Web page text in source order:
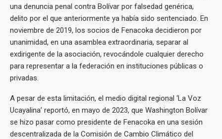
una denuncia penal contra Bolívar por falsedad genérica,
delito por el que anteriormente ya había sido sentenciado. En
noviembre de 2019, los socios de Fenacoka decidieron por
unanimidad, en una asamblea extraordinaria, separar al
exdirigente de la asociación, revocándole cualquier derecho
para representar a la federación en instituciones públicas o
privadas.
A pesar de esta limitación, el medio digital regional ‘La Voz
Ucayalina’ reportó, en mayo de 2023, que Washington Bolívar
se hizo pasar como presidente de Fenacoka en una sesión
descentralizada de la Comisión de Cambio Climático del